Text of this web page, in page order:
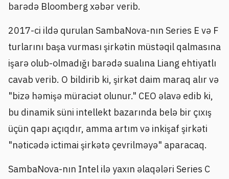
barədə Bloomberg xəbər verib.
2017-ci ildə qurulan SambaNova-nın Series E və F
turlarını başa vurması şirkətin müstəqil qalmasına
işarə olub-olmadığı barədə sualına Liang ehtiyatlı
cavab verib. O bildirib ki, şirkət daim maraq alır və
"bizə həmişə müraciət olunur." CEO əlavə edib ki,
bu dinamik süni intellekt bazarında belə bir çıxış
üçün qapı açıqdır, amma artım və inkişaf şirkəti
"nəticədə ictimai şirkətə çevrilməyə" aparacaq.
SambaNova-nın Intel ilə yaxın əlaqələri Series C